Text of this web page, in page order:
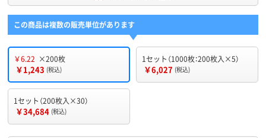
この商品は複数の販売単位があります
￥6.22 ×200枚
￥1,243 (税込)
1セット（1000枚：200枚入×5）
￥6,027 (税込)
1セット（200枚入×30）
￥34,684 (税込)